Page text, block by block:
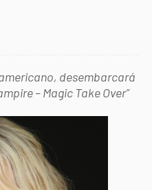
desembarcará
– Magic Take Over”